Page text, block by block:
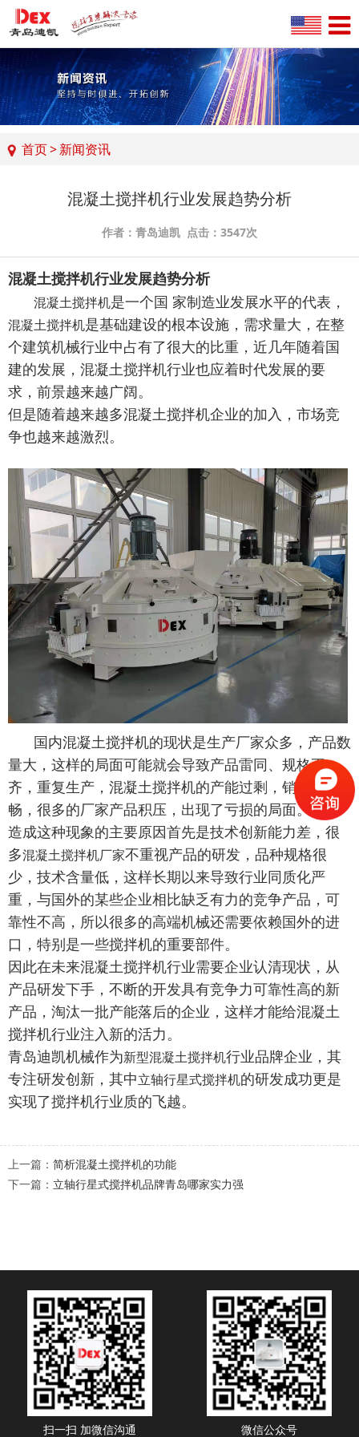
首页>新闻资讯
混凝土搅拌机行业发展趋势分析
作者：青岛迪凯 点击：3547次
混凝土搅拌机行业发展趋势分析
混凝土搅拌机是一个国 家制造业发展水平的代表，
混凝土搅拌机是基础建设的根本设施，需求量大，在整
个建筑机械行业中占有了很大的比重，近几年随着国
建的发展，混凝土搅拌机行业也应着时代发展的要
求，前景越来越广阔。
但是随着越来越多混凝土搅拌机企业的加入，市场竞
争也越来越激烈。
国内混凝土搅拌机的现状是生产厂家众多，产品数
量大，这样的局面可能就会导致产品雷同、规格不
齐，重复生产，混凝土搅拌机的产能过剩，销售不
畅，很多的厂家产品积压，出现了亏损的局面。
造成这种现象的主要原因首先是技术创新能力差，很
多混凝土搅拌机厂家不重视产品的研发，品种规格很
少，技术含量低，这样长期以来导致行业同质化严
重，与国外的某些企业相比缺乏有力的竞争产品，可
靠性不高，所以很多的高端机械还需要依赖国外的进
口，特别是一些搅拌机的重要部件。
因此在未来混凝土搅拌机行业需要企业认清现状，从
产品研发下手，不断的开发具有竞争力可靠性高的新
产品，淘汰一批产能落后的企业，这样才能给混凝土
搅拌机行业注入新的活力。
青岛迪凯机械作为新型混凝土搅拌机行业品牌企业，其
专注研发创新，其中立轴行星式搅拌机的研发成功更是
实现了搅拌机行业质的飞越。
上一篇： 简析混凝土搅拌机的功能
下一篇： 立轴行星式搅拌机品牌青岛哪家实力强
扫一扫 加微信沟通 微信公众号